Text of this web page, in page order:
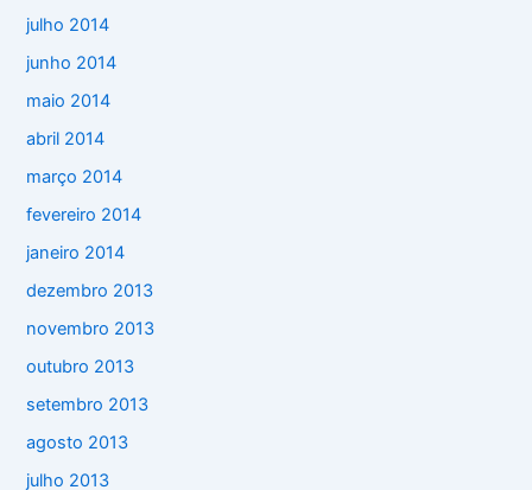
julho 2014
junho 2014
maio 2014
abril 2014
março 2014
fevereiro 2014
janeiro 2014
dezembro 2013
novembro 2013
outubro 2013
setembro 2013
agosto 2013
julho 2013